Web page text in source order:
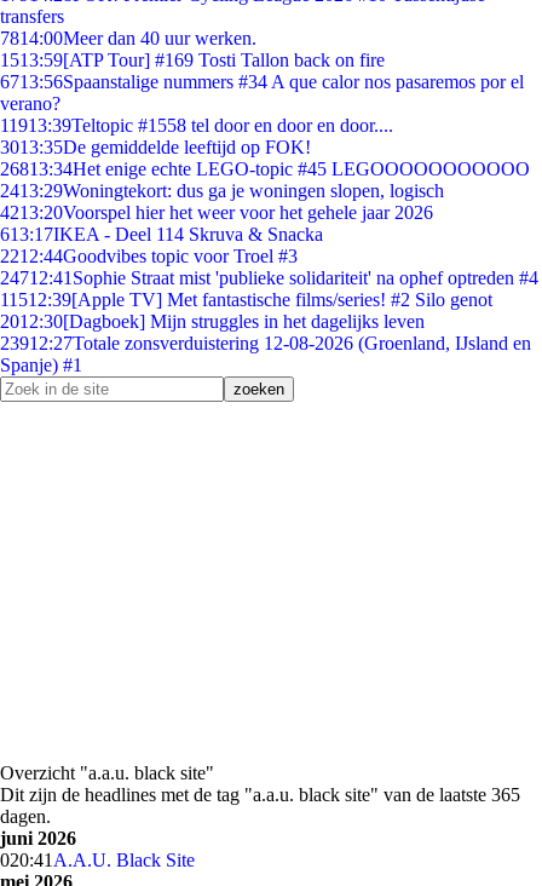
transfers
7814:00Meer dan 40 uur werken.
1513:59[ATP Tour] #169 Tosti Tallon back on fire
6713:56Spaanstalige nummers #34 A que calor nos pasaremos por el
verano?
11913:39Teltopic #1558 tel door en door en door....
3013:35De gemiddelde leeftijd op FOK!
26813:34Het enige echte LEGO-topic #45 LEGOOOOOOOOOOO
2413:29Woningtekort: dus ga je woningen slopen, logisch
4213:20Voorspel hier het weer voor het gehele jaar 2026
613:17IKEA - Deel 114 Skruva & Snacka
2212:44Goodvibes topic voor Troel #3
24712:41 Sophie Straat mist 'publieke solidariteit' na ophef optreden #4
11512:39[Apple TV] Met fantastische films/series! #2 Silo genot
2012:30[Dagboek] Mijn struggles in het dagelijks leven
23912:27Totale zonsverduistering 12-08-2026 (Groenland, IJsland en
Spanje) #1
Overzicht "a.a.u. black site"
Dit zijn de headlines met de tag "a.a.u. black site" van de laatste 365
dagen.
juni 2026
020:41 A.A.U. Black Site
mei 2026